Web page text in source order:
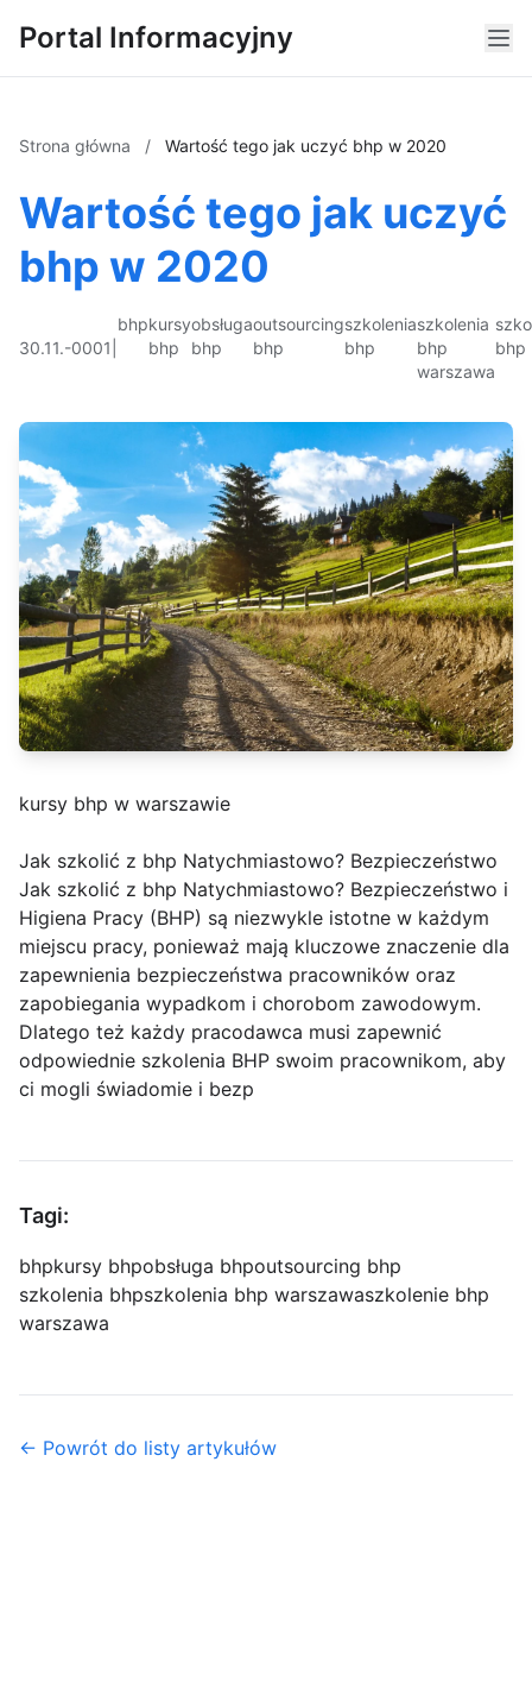
Portal Informacyjny
Strona główna / Wartość tego jak uczyć bhp w 2020
Wartość tego jak uczyć
bhp w 2020
30.11.-0001
bhpkursy
bhp
obsługa
bhp
outsourcing
bhp
szkolenia
bhp
szkolenia
bhp
warszawa
bhp
kursy bhp w warszawie
Jak szkolić z bhp Natychmiastowo? Bezpieczeństwo
Jak szkolić z bhp Natychmiastowo? Bezpieczeństwo i
Higiena Pracy (BHP) są niezwykle istotne w każdym
miejscu pracy, ponieważ mają kluczowe znaczenie dla
zapewnienia bezpieczeństwa pracowników oraz
zapobiegania wypadkom i chorobom zawodowym.
Dlatego też każdy pracodawca musi zapewnić
odpowiednie szkolenia BHP swoim pracownikom, aby
ci mogli świadomie i bezp
Tagi:
bhpkursy bhpobsługa bhpoutsourcing bhp
szkolenia bhpszkolenia bhp warszawaszkolenie bhp
warszawa
← Powrót do listy artykułów